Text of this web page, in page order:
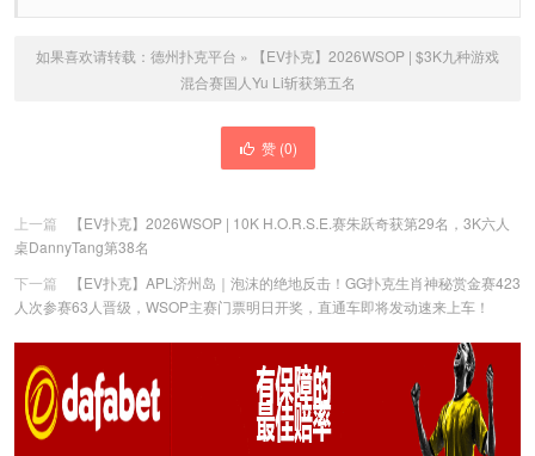
如果喜欢请转载： 德州扑克平台 »
【EV扑克】2026WSOP | $3K九种游戏
混合赛国人Yu Li斩获第五名
赞 (0)
上一篇
【EV扑克】2026WSOP | 10K H.O.R.S.E.赛朱跃奇获第29名，3K六人
桌DannyTang第38名
下一篇
【EV扑克】APL济州岛｜泡沫的绝地反击！GG扑克生肖神秘赏金赛423
人次参赛63人晋级，WSOP主赛门票明日开奖，直通车即将发动速来上车！